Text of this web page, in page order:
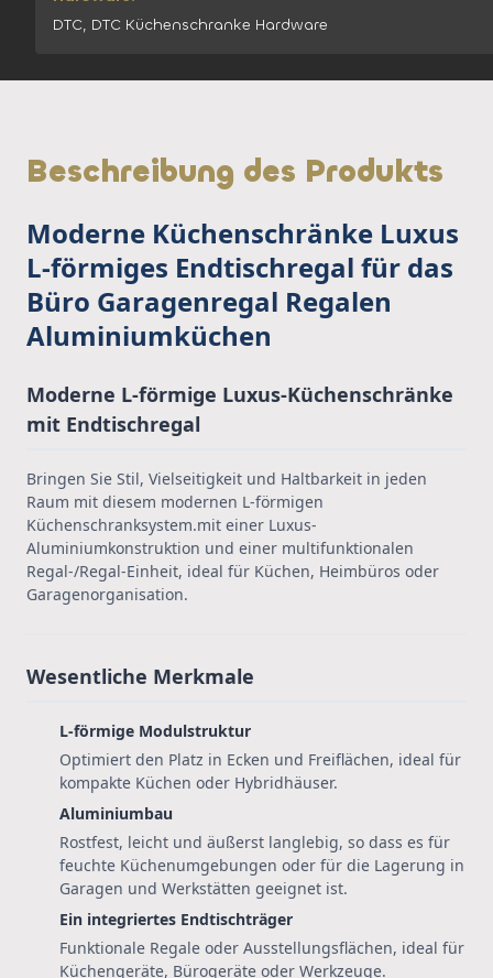
DTC, DTC Küchenschranke Hardware
Beschreibung des Produkts
Moderne Küchenschränke Luxus
L-förmiges Endtischregal für das
Büro Garagenregal Regalen
Aluminiumküchen
Moderne L-förmige Luxus-Küchenschränke
mit Endtischregal
Bringen Sie Stil, Vielseitigkeit und Haltbarkeit in jeden
Raum mit diesem modernen L-förmigen
Küchenschranksystem.mit einer Luxus-
Aluminiumkonstruktion und einer multifunktionalen
Regal-/Regal-Einheit, ideal für Küchen, Heimbüros oder
Garagenorganisation.
Wesentliche Merkmale
L-förmige Modulstruktur
Optimiert den Platz in Ecken und Freiflächen, ideal für
kompakte Küchen oder Hybridhäuser.
Aluminiumbau
Rostfest, leicht und äußerst langlebig, so dass es für
feuchte Küchenumgebungen oder für die Lagerung in
Garagen und Werkstätten geeignet ist.
Ein integriertes Endtischträger
Funktionale Regale oder Ausstellungsflächen, ideal für
Küchengeräte, Bürogeräte oder Werkzeuge.